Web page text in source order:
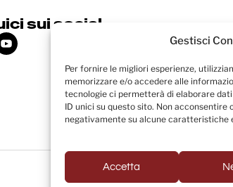
Gestisci
Per fornire le migliori esperienze,
memorizzare e/o accedere alle
tecnologie ci permetterà di elaborare
ID unici su questo sito. Non acconsentire
negativamente su alcune caratteristiche
Accetta
sui social